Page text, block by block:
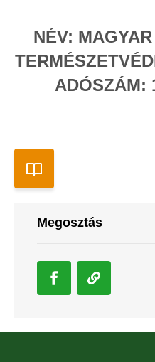
NÉV:
ADÓSZÁM:
Megosztás